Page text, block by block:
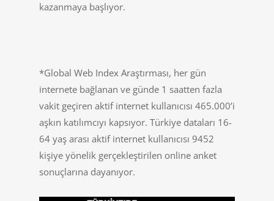
kazanmaya başlıyor.
*Global Web Index Araştırması, her gün
internete bağlanan ve günde 1 saatten fazla
vakit geçiren aktif internet kullanıcısı 465.000’i
aşkın katılımcıyı kapsıyor. Türkiye dataları 16-
64 yaş arası aktif internet kullanıcısı 9452
kişiye yönelik gerçekleştirilen online anket
sonuçlarına dayanıyor.